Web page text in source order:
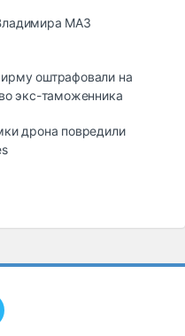
МАЗ
оштрафовали на
экс-таможенника
дрона повредили